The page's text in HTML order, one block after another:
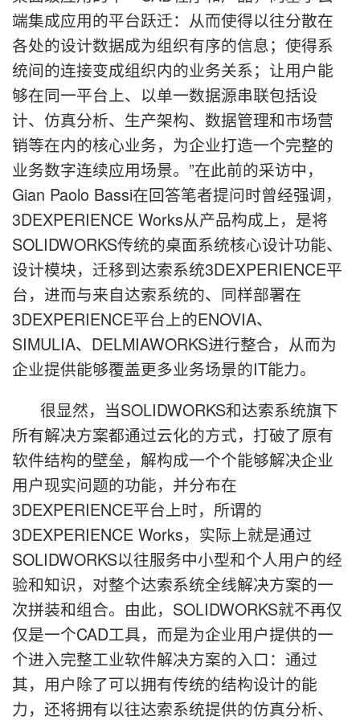
端集成应用的平台跃迁：从而使得以往分散在
各处的设计数据成为组织有序的信息；使得系
统间的连接变成组织内的业务关系；让用户能
够在同一平台上、以单一数据源串联包括设
计、仿真分析、生产架构、数据管理和市场营
销等在内的核心业务，为企业打造一个完整的
业务数字连续应用场景。”在此前的采访中，
Gian Paolo Bassi在回答笔者提问时曾经强调，
3DEXPERIENCE Works从产品构成上，是将
SOLIDWORKS传统的桌面系统核心设计功能、
设计模块，迁移到达索系统3DEXPERIENCE平
台，进而与来自达索系统的、同样部署在
3DEXPERIENCE平台上的ENOVIA、
SIMULIA、DELMIAWORKS进行整合，从而为
企业提供能够覆盖更多业务场景的IT能力。
很显然，当SOLIDWORKS和达索系统旗下
所有解决方案都通过云化的方式，打破了原有
软件结构的壁垒，解构成一个个能够解决企业
用户现实问题的功能，并分布在
3DEXPERIENCE平台上时，所谓的
3DEXPERIENCE Works，实际上就是通过
SOLIDWORKS以往服务中小型和个人用户的经
验和知识，对整个达索系统全线解决方案的一
次拼装和组合。由此，SOLIDWORKS就不再仅
仅是一个CAD工具，而是为企业用户提供的一
个进入完整工业软件解决方案的入口：通过
其，用户除了可以拥有传统的结构设计的能
力，还将拥有以往达索系统提供的仿真分析、